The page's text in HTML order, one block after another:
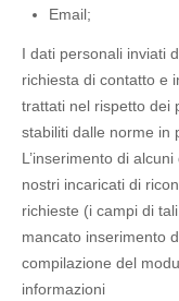
Email;
I dati personali inviati
richiesta di contatto e
trattati nel rispetto dei
stabiliti dalle norme in
L’inserimento di
nostri incaricati di
richieste (i campi di
mancato inserimento
compilazione del
informazioni